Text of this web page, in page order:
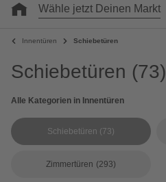
Wähle jetzt Deinen Markt
Innentüren Schiebetüren
Schiebetüren (73)
Alle Kategorien in Innentüren
Schiebetüren (73)
Zimmertüren (293)